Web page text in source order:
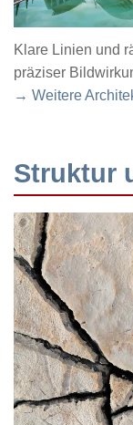
Klare Linien und
präziser
→ Weitere
Struktur